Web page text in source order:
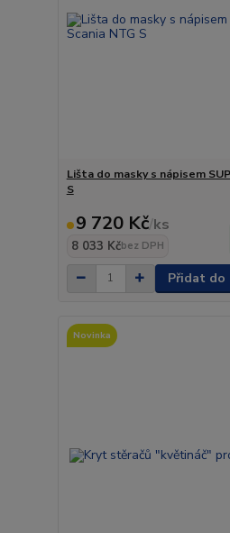
Lišta do masky s nápisem
S
9 720 Kč/ks
8 033 Kčbez DPH
Přidat do
Novinka